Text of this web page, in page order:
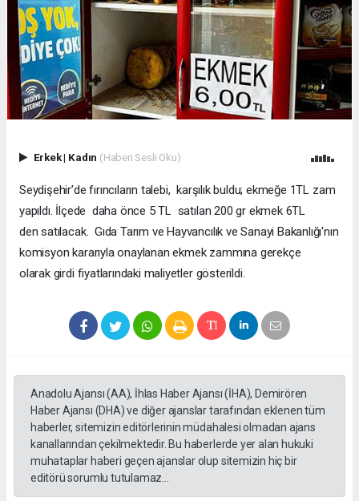
Erkek| Kadın (Haberi Sesli Oku)
Seydişehir’de fırıncıların talebi, karşılık buldu; ekmeğe 1TL zam
yapıldı. İlçede daha önce 5 TL satılan 200 gr ekmek 6TL
den satılacak. Gıda Tarım ve Hayvancılık ve Sanayi Bakanlığı'nın
komisyon kararıyla onaylanan ekmek zammına gerekçe
olarak girdi fiyatlarındaki maliyetler gösterildi.
Anadolu Ajansı (AA), İhlas Haber Ajansı (İHA), Demirören
Haber Ajansı (DHA) ve diğer ajanslar tarafından eklenen tüm
haberler, sitemizin editörlerinin müdahalesi olmadan ajans
kanallarından çekilmektedir. Bu haberlerde yer alan hukuki
muhataplar haberi geçen ajanslar olup sitemizin hiç bir
editörü sorumlu tutulamaz...